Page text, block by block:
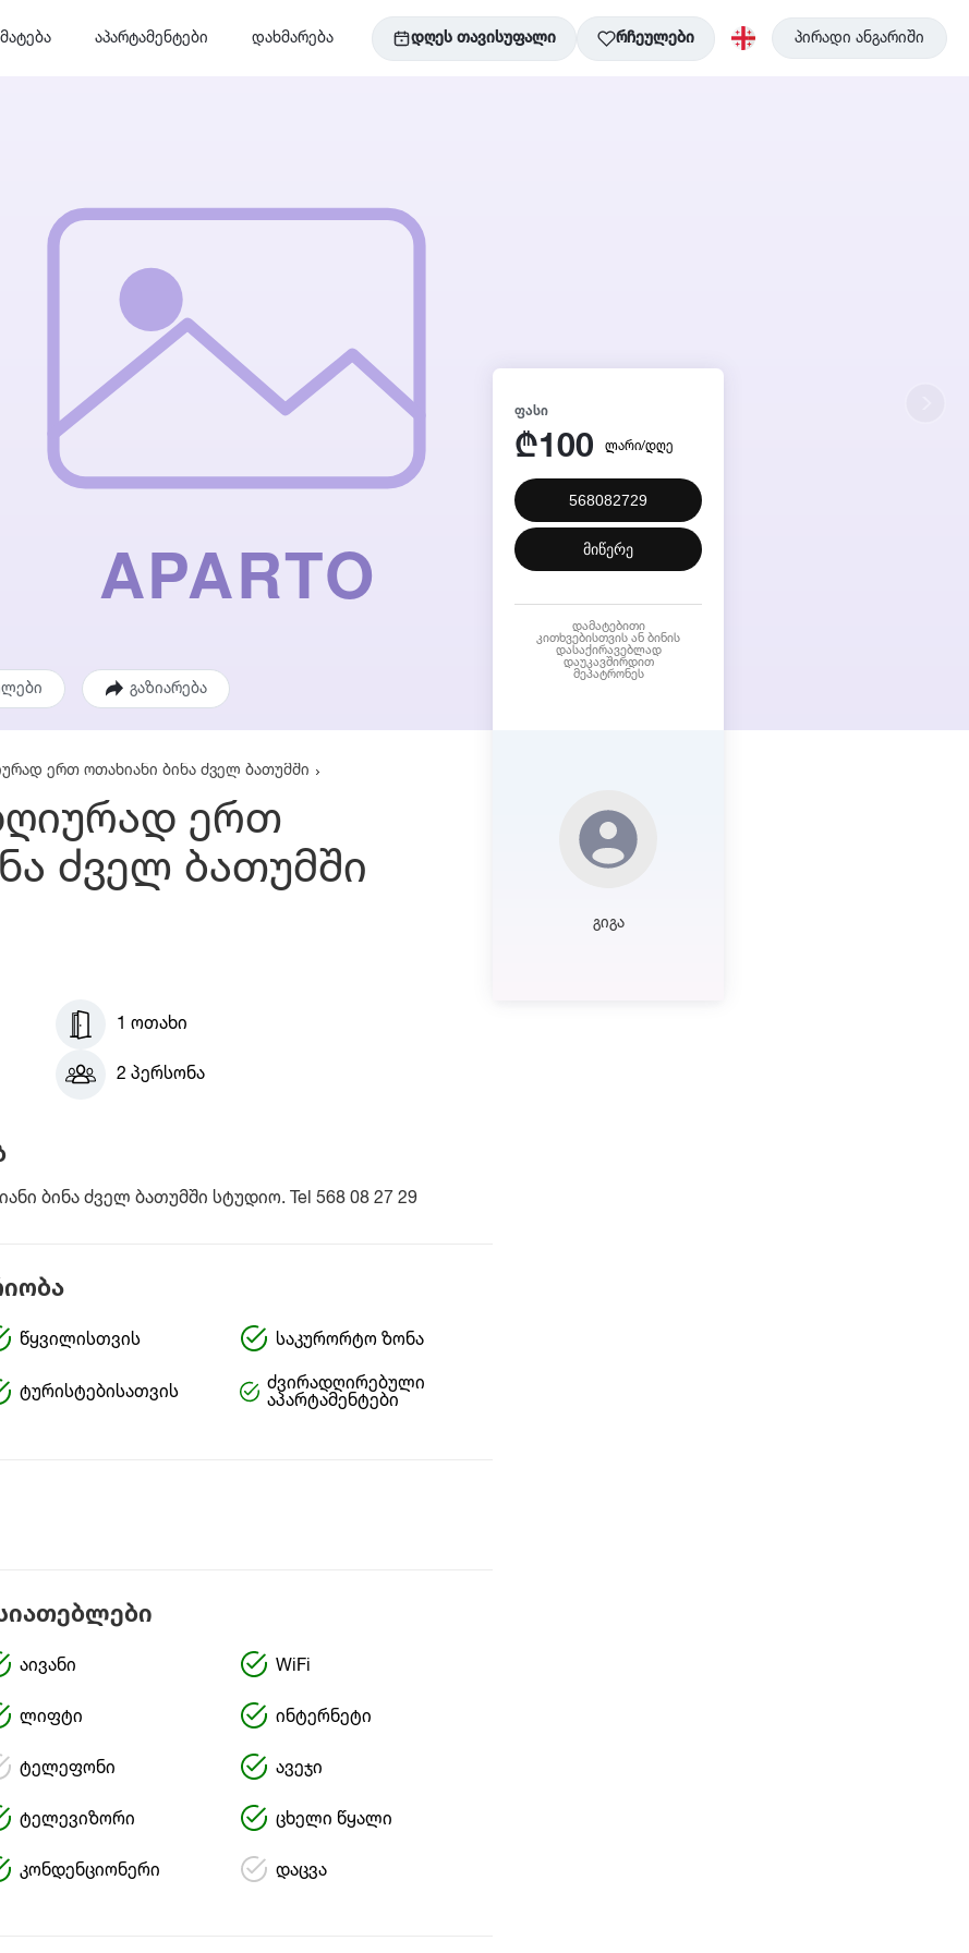
აპარტამენტები დახმარება დღეს თავისუფალი რჩეულები პირადი ანგარიში
გაზიარება
ერთ ოთახიანი ბინა ძველ ბათუმში
ერთ
ძველ ბათუმში
1 ოთახი
2 პერსონა
ბინა ძველ ბათუმში სტუდიო. Tel 568 08 27 29
წყვილისთვის საკურორტო ზონა
ტურისტებისათვის
ძვირადღირებული
აპარტამენტები
აივანი WiFi
ლიფტი ინტერნეტი
ტელეფონი ავეჯი
ტელევიზორი ცხელი წყალი
კონდენციონერი დაცვა
ᲤᲐᲡᲘ
₾100 ლარი/დღე
568082729
მიწერე
დამატებითი
კითხვებისთვის ან ბინის
დასაქირავებლად
დაუკავშირდით
მეპატრონეს
გიგა